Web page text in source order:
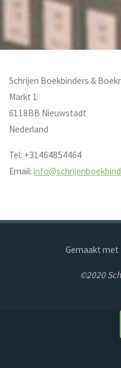
Schrijen Boekbinders &
Markt 1
6118BB Nieuwstadt
Nederland
Tel: +31464854464
Email:
Gemaakt met
©2020